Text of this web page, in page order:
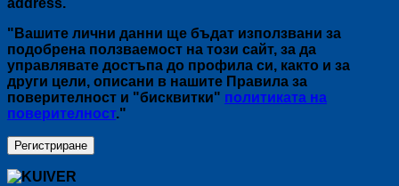
address.
"Вашите лични данни ще бъдат използвани за
подобрена ползваемост на този сайт, за да
управлявате достъпа до профила си, както и за
други цели, описани в нашите Правила за
поверителност и "бисквитки" политиката на
поверителност."
Регистриране